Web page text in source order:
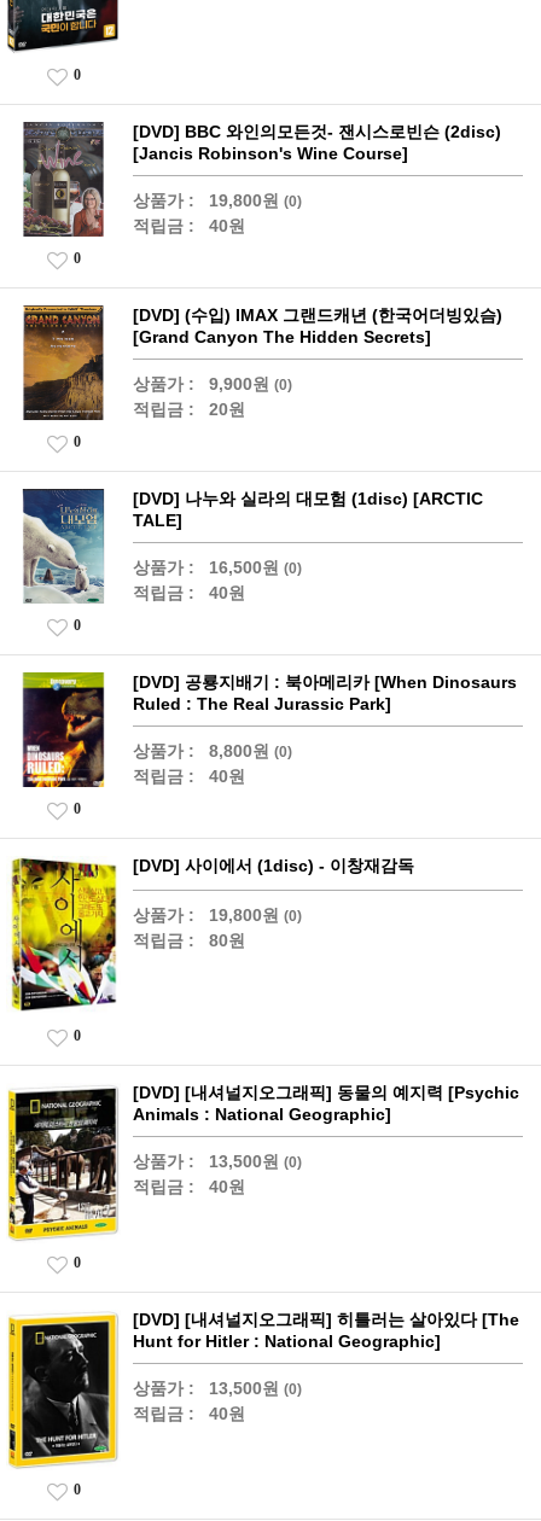
0
[DVD] BBC 와인의모든것- 잰시스로빈슨 (2disc)
[Jancis Robinson's Wine Course]
상품가 : 19,800원 (0)
적립금 : 40원
0
[DVD] (수입) IMAX 그랜드캐년 (한국어더빙있슴)
[Grand Canyon The Hidden Secrets]
상품가 : 9,900원 (0)
적립금 : 20원
0
[DVD] 나누와 실라의 대모험 (1disc) [ARCTIC
TALE]
상품가 : 16,500원 (0)
적립금 : 40원
0
[DVD] 공룡지배기 : 북아메리카 [When Dinosaurs
Ruled : The Real Jurassic Park]
상품가 : 8,800원 (0)
적립금 : 40원
0
[DVD] 사이에서 (1disc) - 이창재감독
상품가 : 19,800원 (0)
적립금 : 80원
0
[DVD] [내셔널지오그래픽] 동물의 예지력 [Psychic
Animals : National Geographic]
상품가 : 13,500원 (0)
적립금 : 40원
0
[DVD] [내셔널지오그래픽] 히틀러는 살아있다 [The
Hunt for Hitler : National Geographic]
상품가 : 13,500원 (0)
적립금 : 40원
0